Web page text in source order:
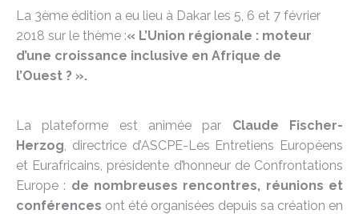
La 3ème édition a eu lieu à Dakar les 5, 6 et 7 février
2018 sur le thème :« L’Union régionale : moteur
d’une croissance inclusive en Afrique de
l’Ouest ? ».
La plateforme est animée par Claude Fischer-
Herzog, directrice d’ASCPE-Les Entretiens Européens
et Eurafricains, présidente d’honneur de Confrontations
Europe : de nombreuses rencontres, réunions et
conférences ont été organisées depuis sa création en